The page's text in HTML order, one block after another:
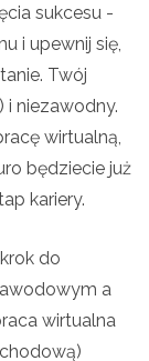
sukcesu -
i upewnij się,
Twój
i niezawodny.
wirtualną,
będziecie już
kariery.
do
a
wirtualna